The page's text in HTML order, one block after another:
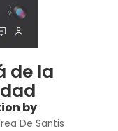
de la
by
De Santis